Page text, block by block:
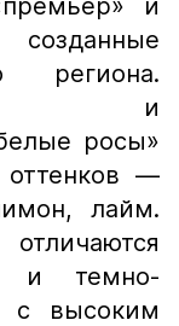
и
региона.
и
росы»
оттенков —
лайм.
и темно-
с высоким